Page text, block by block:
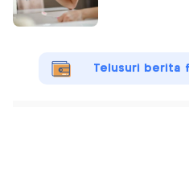
Telusuri berita